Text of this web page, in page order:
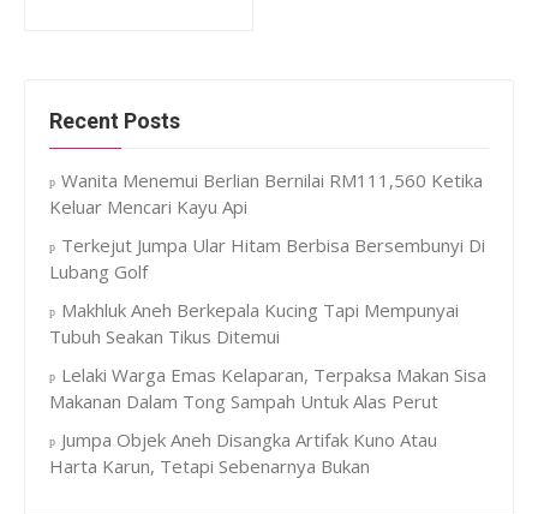
Recent Posts
Wanita Menemui Berlian Bernilai RM111,560 Ketika
Keluar Mencari Kayu Api
Terkejut Jumpa Ular Hitam Berbisa Bersembunyi Di
Lubang Golf
Makhluk Aneh Berkepala Kucing Tapi Mempunyai
Tubuh Seakan Tikus Ditemui
Lelaki Warga Emas Kelaparan, Terpaksa Makan Sisa
Makanan Dalam Tong Sampah Untuk Alas Perut
Jumpa Objek Aneh Disangka Artifak Kuno Atau
Harta Karun, Tetapi Sebenarnya Bukan